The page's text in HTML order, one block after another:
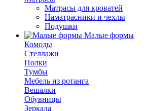
Матрасы для кроватей
Наматрасники и чехлы
Подушки
Малые формы
Комоды
Стеллажи
Полки
Тумбы
Мебель из ротанга
Вешалки
Обувницы
Зеркала